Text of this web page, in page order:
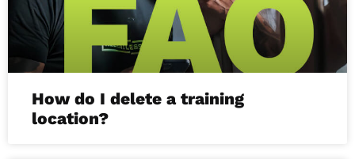
How do I delete a training
location?